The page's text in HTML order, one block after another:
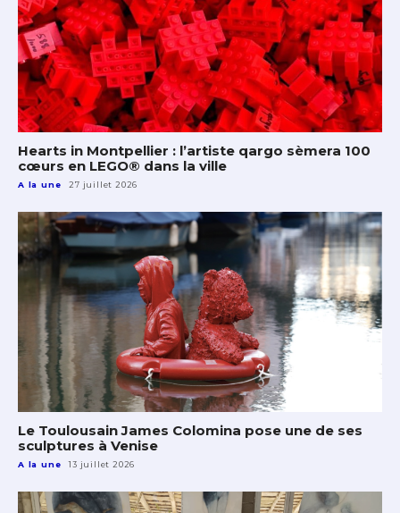
Hearts in Montpellier : l’artiste qargo sèmera 100
cœurs en LEGO® dans la ville
A la une 27 juillet 2026
Le Toulousain James Colomina pose une de ses
sculptures à Venise
A la une 13 juillet 2026